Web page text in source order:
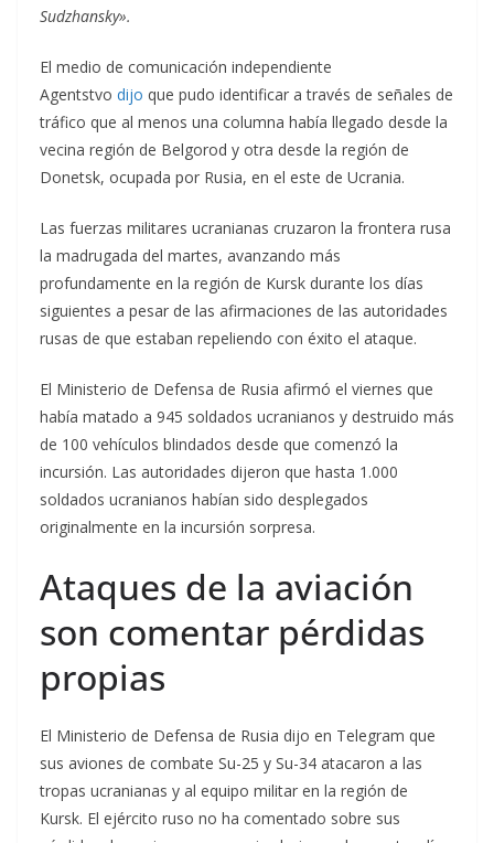
Sudzhansky».
El medio de comunicación independiente
Agentstvo dijo que pudo identificar a través de señales de
tráfico que al menos una columna había llegado desde la
vecina región de Belgorod y otra desde la región de
Donetsk, ocupada por Rusia, en el este de Ucrania.
Las fuerzas militares ucranianas cruzaron la frontera rusa
la madrugada del martes, avanzando más
profundamente en la región de Kursk durante los días
siguientes a pesar de las afirmaciones de las autoridades
rusas de que estaban repeliendo con éxito el ataque.
El Ministerio de Defensa de Rusia afirmó el viernes que
había matado a 945 soldados ucranianos y destruido más
de 100 vehículos blindados desde que comenzó la
incursión. Las autoridades dijeron que hasta 1.000
soldados ucranianos habían sido desplegados
originalmente en la incursión sorpresa.
Ataques de la aviación
son comentar pérdidas
propias
El Ministerio de Defensa de Rusia dijo en Telegram que
sus aviones de combate Su-25 y Su-34 atacaron a las
tropas ucranianas y al equipo militar en la región de
Kursk. El ejército ruso no ha comentado sobre sus